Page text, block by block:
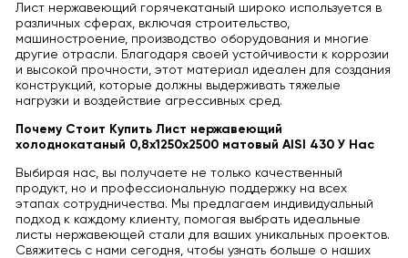
Лист нержавеющий горячекатаный широко используется в
различных сферах, включая строительство,
машиностроение, производство оборудования и многие
другие отрасли. Благодаря своей устойчивости к коррозии
и высокой прочности, этот материал идеален для создания
конструкций, которые должны выдерживать тяжелые
нагрузки и воздействие агрессивных сред.
Почему Стоит Купить Лист нержавеющий
холоднокатаный 0,8х1250х2500 матовый AISI 430 У Нас
Выбирая нас, вы получаете не только качественный
продукт, но и профессиональную поддержку на всех
этапах сотрудничества. Мы предлагаем индивидуальный
подход к каждому клиенту, помогая выбрать идеальные
листы нержавеющей стали для ваших уникальных проектов.
Свяжитесь с нами сегодня, чтобы узнать больше о наших